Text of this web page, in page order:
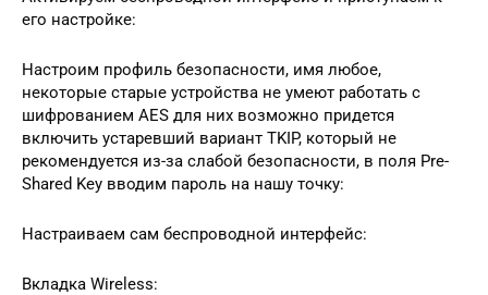
его настройке:
Настроим профиль безопасности, имя любое,
некоторые старые устройства не умеют работать с
шифрованием AES для них возможно придется
включить устаревший вариант TKIP, который не
рекомендуется из-за слабой безопасности, в поля Pre-
Shared Key вводим пароль на нашу точку:
Настраиваем сам беспроводной интерфейс:
Вкладка Wireless: